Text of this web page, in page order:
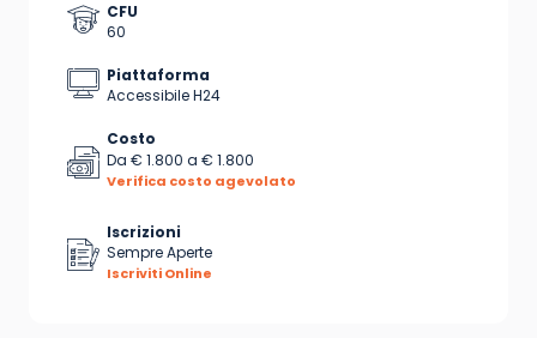
CFU
60
Piattaforma
Accessibile H24
Costo
Da € 1.800 a € 1.800
Verifica costo agevolato
Iscrizioni
Sempre Aperte
Iscriviti Online